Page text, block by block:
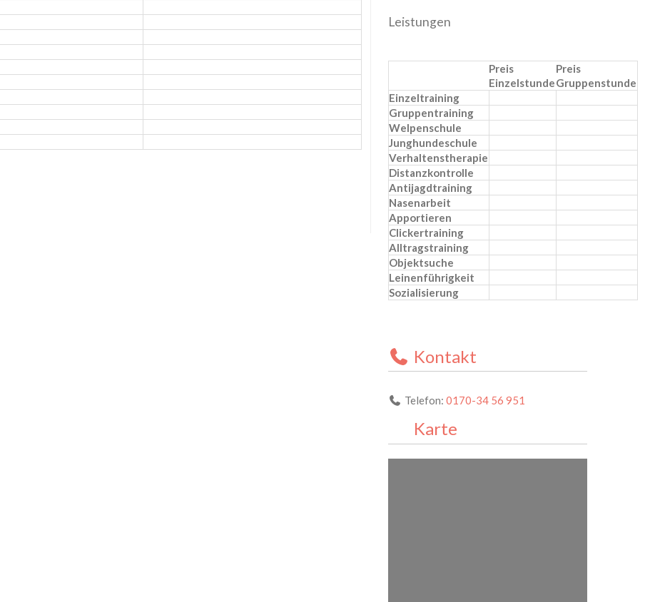
Leistungen
Preis
Einzelstunde
Preis
Gruppenstunde
Einzeltraining
Gruppentraining
Welpenschule
Junghundeschule
Verhaltenstherapie
Distanzkontrolle
Antijagdtraining
Nasenarbeit
Apportieren
Clickertraining
Alltragstraining
Objektsuche
Leinenführigkeit
Sozialisierung
Kontakt
Telefon:0170-34 56 951
Karte